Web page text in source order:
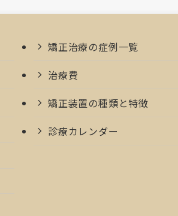
矯正治療の症例一覧
治療費
矯正装置の種類と特徴
診療カレンダー